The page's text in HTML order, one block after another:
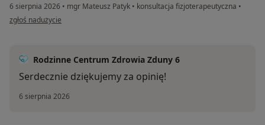
6 sierpnia 2026 • mgr Mateusz Patyk • konsultacja fizjoterapeutyczna •
w opinii użytkownika Karol
zgłoś nadużycie
Rodzinne Centrum Zdrowia Zduny 6
Serdecznie dziękujemy za opinię!
6 sierpnia 2026